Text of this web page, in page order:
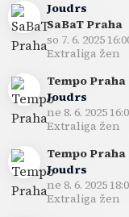
Joudrs
SaBaT Praha
so 7. 6. 2025
Extraliga žen
Tempo Praha
Joudrs
ne 8. 6. 2025
Extraliga žen
Tempo Praha
Joudrs
ne 8. 6. 2025
Extraliga žen